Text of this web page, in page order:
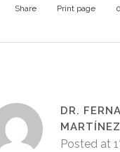
Share Print page 0
DR.
MARTÍNEZ
Posted at